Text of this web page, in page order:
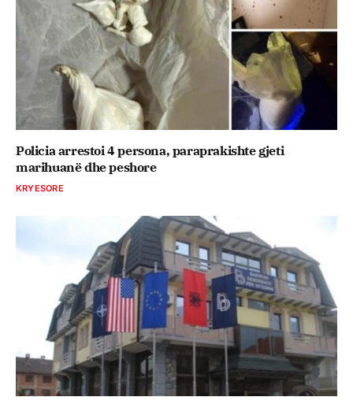
Policia arrestoi 4 persona, paraprakishte gjeti
marihuanë dhe peshore
KRYESORE